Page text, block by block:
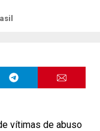
vítimas de abuso